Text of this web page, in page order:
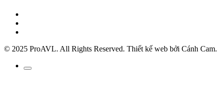
© 2025 ProAVL. All Rights Reserved. Thiết kế web bởi Cánh Cam.